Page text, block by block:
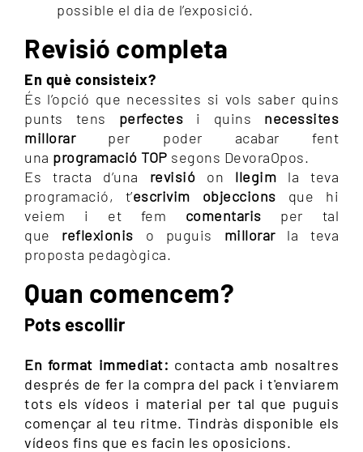
possible el dia de l’exposició.
Revisió completa
En què consisteix?
És l’opció que necessites si vols saber quins
punts tens perfectes i quins necessites
millorarper poder acabar fent
una programació TOP segons DevoraOpos.
Es tracta d’una revisió on llegim la teva
programació, t’escrivim objeccions que hi
veiem i et fem comentaris per tal
que reflexionis o puguis millorarla teva
proposta pedagògica.
Quan comencem?
Pots escollir
En format immediat: contacta amb nosaltres
després de fer la compra del pack i t'enviarem
tots els vídeos i material per tal que puguis
començar al teu ritme. Tindràs disponible els
vídeos fins que es facin les oposicions.